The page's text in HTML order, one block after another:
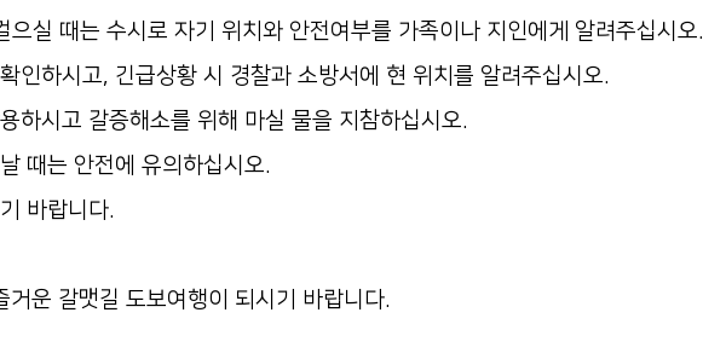
실 때는 수시로 자기 위치와 안전여부를 가족이나 지인에게 알려주십시오.
인하시고, 긴급상황 시 경찰과 소방서에 현 위치를 알려주십시오.
하시고 갈증해소를 위해 마실 물을 지참하십시오.
때는 안전에 유의하십시오.
바랍니다.
운 갈맷길 도보여행이 되시기 바랍니다.